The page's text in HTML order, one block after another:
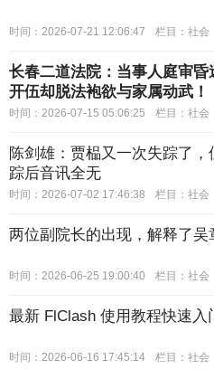
时间：2026-07-21 12:06:47 栏目： 社会
长春二道法院：当事人庭审昏
开伍却脱法袍欲与家属动武！
时间：2026-07-15 05:06:25 栏目： 社会
陈剑雄：贾榀又一次失踪了，
踪后音讯全无
时间：2026-07-02 17:46:38 栏目： 社会
两位副院长的出现，解释了吴
时间：2026-06-25 19:00:40 栏目： 社会
最新 FlClash 使用教程快速入
时间：2026-06-16 17:45:14 栏目： 社会